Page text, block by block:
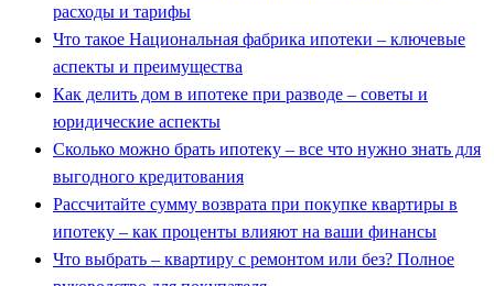
расходы и тарифы
Что такое Национальная фабрика ипотеки – ключевые
аспекты и преимущества
Как делить дом в ипотеке при разводе – советы и
юридические аспекты
Сколько можно брать ипотеку – все что нужно знать для
выгодного кредитования
Рассчитайте сумму возврата при покупке квартиры в
ипотеку – как проценты влияют на ваши финансы
Что выбрать – квартиру с ремонтом или без? Полное